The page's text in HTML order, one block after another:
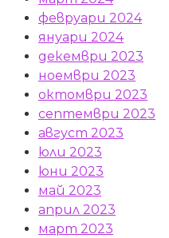
февруари 2024
януари 2024
декември 2023
ноември 2023
октомври 2023
септември 2023
август 2023
юли 2023
юни 2023
май 2023
април 2023
март 2023